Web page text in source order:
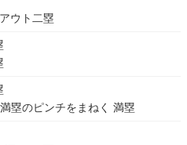
ウト二塁
塁のピンチをまねく 満塁